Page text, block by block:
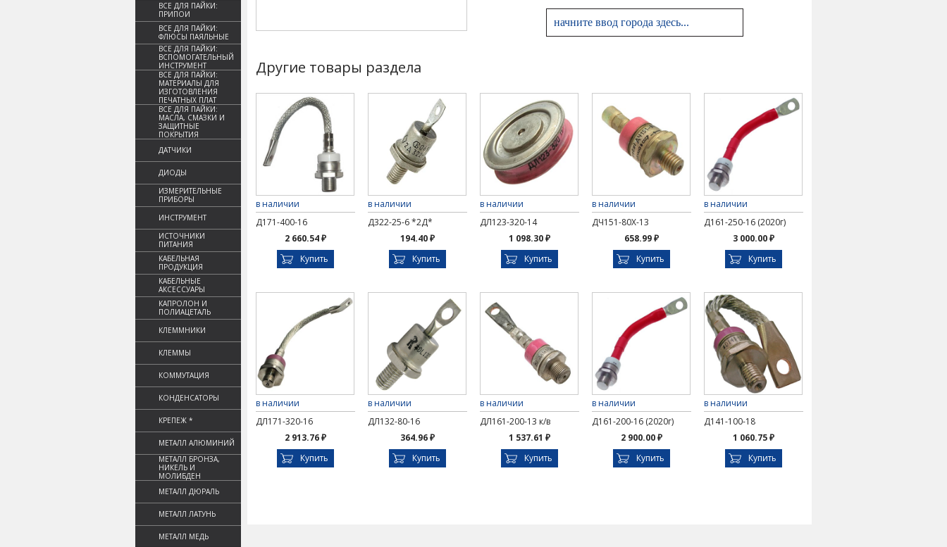
ВСЕ ДЛЯ ПАЙКИ:
ПРИПОИ
ВСЕ ДЛЯ ПАЙКИ:
ФЛЮСЫ ПАЯЛЬНЫЕ
ВСЕ ДЛЯ ПАЙКИ:
ВСПОМОГАТЕЛЬНЫЙ
ИНСТРУМЕНТ
ВСЕ ДЛЯ ПАЙКИ:
МАТЕРИАЛЫ ДЛЯ
ИЗГОТОВЛЕНИЯ
ПЕЧАТНЫХ ПЛАТ
ВСЕ ДЛЯ ПАЙКИ:
МАСЛА, СМАЗКИ И
ЗАЩИТНЫЕ
ПОКРЫТИЯ
ДАТЧИКИ
ДИОДЫ
ИЗМЕРИТЕЛЬНЫЕ
ПРИБОРЫ
ИНСТРУМЕНТ
ИСТОЧНИКИ
ПИТАНИЯ
КАБЕЛЬНАЯ
ПРОДУКЦИЯ
КАБЕЛЬНЫЕ
АКСЕССУАРЫ
КАПРОЛОН И
ПОЛИАЦЕТАЛЬ
КЛЕММНИКИ
КЛЕММЫ
КОММУТАЦИЯ
КОНДЕНСАТОРЫ
КРЕПЕЖ *
МЕТАЛЛ АЛЮМИНИЙ
МЕТАЛЛ БРОНЗА,
НИКЕЛЬ И
МОЛИБДЕН
МЕТАЛЛ ДЮРАЛЬ
МЕТАЛЛ ЛАТУНЬ
МЕТАЛЛ МЕДЬ
Другие товары раздела
в наличии
Д171-400-16
2 660.54 ₽
Купить
в наличии
Д322-25-6 *2Д*
194.40 ₽
Купить
в наличии
ДЛ123-320-14
1 098.30 ₽
Купить
в наличии
ДЧ151-80Х-13
658.99 ₽
Купить
в наличии
Д161-250-16 (2020г)
3 000.00 ₽
Купить
в наличии
ДЛ171-320-16
2 913.76 ₽
Купить
в наличии
ДЛ132-80-16
364.96 ₽
Купить
в наличии
ДЛ161-200-13 к/в
1 537.61 ₽
Купить
в наличии
Д161-200-16 (2020г)
2 900.00 ₽
Купить
в наличии
Д141-100-18
1 060.75 ₽
Купить